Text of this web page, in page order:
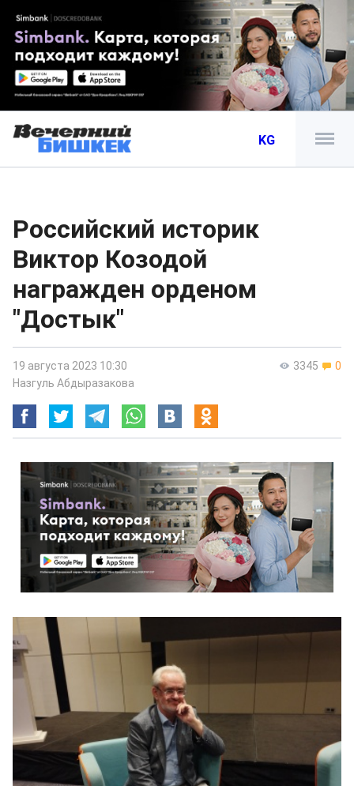
KG
Российский историк
Виктор Козодой
награжден орденом
"Достык"
3345 0
19 августа 2023 10:30
Назгуль Абдыразакова